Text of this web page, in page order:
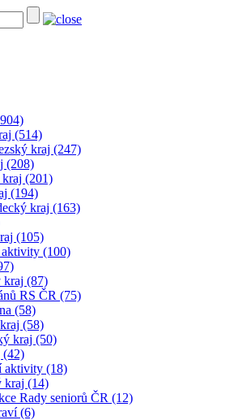
(514)
kraj (247)
(208)
(201)
(194)
kraj (163)
(105)
(100)
kraj (87)
RS ČR (75)
(58)
(58)
kraj (50)
(42)
aktivity (18)
kraj (14)
Rady seniorů ČR (12)
(6)